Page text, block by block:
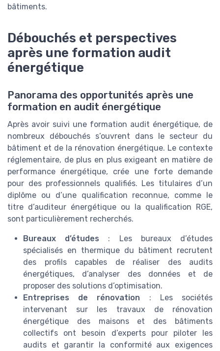
bâtiments.
Débouchés et perspectives
après une formation audit
énergétique
Panorama des opportunités après une
formation en audit énergétique
Après avoir suivi une formation audit énergétique, de
nombreux débouchés s’ouvrent dans le secteur du
bâtiment et de la rénovation énergétique. Le contexte
réglementaire, de plus en plus exigeant en matière de
performance énergétique, crée une forte demande
pour des professionnels qualifiés. Les titulaires d’un
diplôme ou d’une qualification reconnue, comme le
titre d’auditeur énergétique ou la qualification RGE,
sont particulièrement recherchés.
Bureaux d’études : Les bureaux d’études
spécialisés en thermique du bâtiment recrutent
des profils capables de réaliser des audits
énergétiques, d’analyser des données et de
proposer des solutions d’optimisation.
Entreprises de rénovation : Les sociétés
intervenant sur les travaux de rénovation
énergétique des maisons et des bâtiments
collectifs ont besoin d’experts pour piloter les
audits et garantir la conformité aux exigences